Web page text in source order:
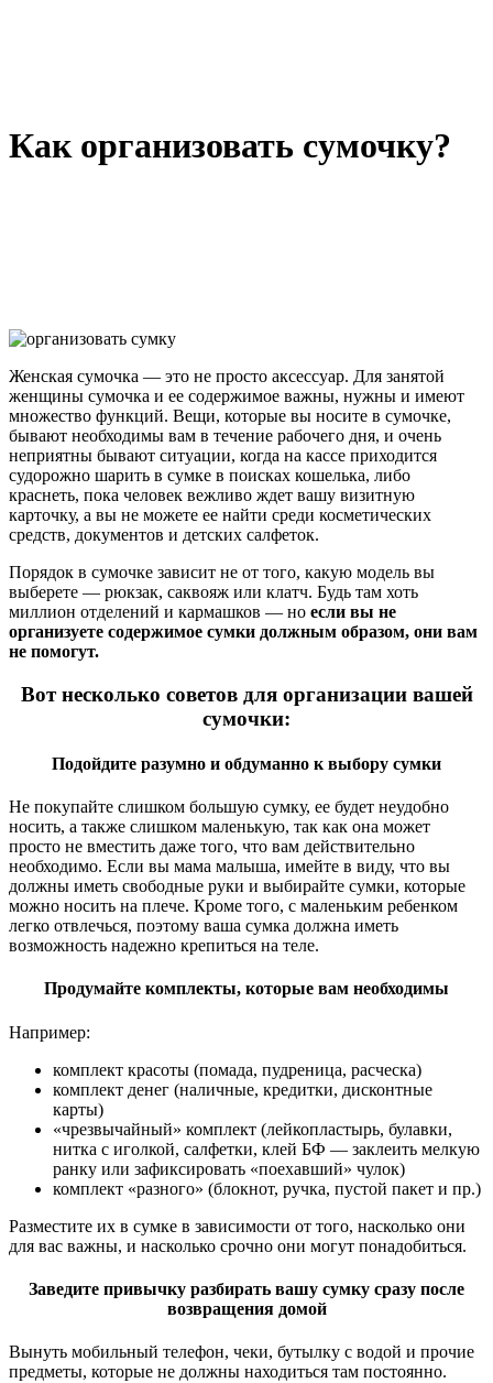
Как организовать сумочку?
Женская сумочка — это не просто аксессуар. Для занятой
женщины сумочка и ее содержимое важны, нужны и имеют
множество функций. Вещи, которые вы носите в сумочке,
бывают необходимы вам в течение рабочего дня, и очень
неприятны бывают ситуации, когда на кассе приходится
судорожно шарить в сумке в поисках кошелька, либо
краснеть, пока человек вежливо ждет вашу визитную
карточку, а вы не можете ее найти среди косметических
средств, документов и детских салфеток.
Порядок в сумочке зависит не от того, какую модель вы
выберете — рюкзак, саквояж или клатч. Будь там хоть
миллион отделений и кармашков — но если вы не
организуете содержимое сумки должным образом, они вам
не помогут.
Вот несколько советов для организации вашей
сумочки:
Подойдите разумно и обдуманно к выбору сумки
Не покупайте слишком большую сумку, ее будет неудобно
носить, а также слишком маленькую, так как она может
просто не вместить даже того, что вам действительно
необходимо. Если вы мама малыша, имейте в виду, что вы
должны иметь свободные руки и выбирайте сумки, которые
можно носить на плече. Кроме того, с маленьким ребенком
легко отвлечься, поэтому ваша сумка должна иметь
возможность надежно крепиться на теле.
Продумайте комплекты, которые вам необходимы
Например:
комплект красоты (помада, пудреница, расческа)
комплект денег (наличные, кредитки, дисконтные
карты)
«чрезвычайный» комплект (лейкопластырь, булавки,
нитка с иголкой, салфетки, клей БФ — заклеить мелкую
ранку или зафиксировать «поехавший» чулок)
комплект «разного» (блокнот, ручка, пустой пакет и пр.)
Разместите их в сумке в зависимости от того, насколько они
для вас важны, и насколько срочно они могут понадобиться.
Заведите привычку разбирать вашу сумку сразу после
возвращения домой
Вынуть мобильный телефон, чеки, бутылку с водой и прочие
предметы, которые не должны находиться там постоянно.